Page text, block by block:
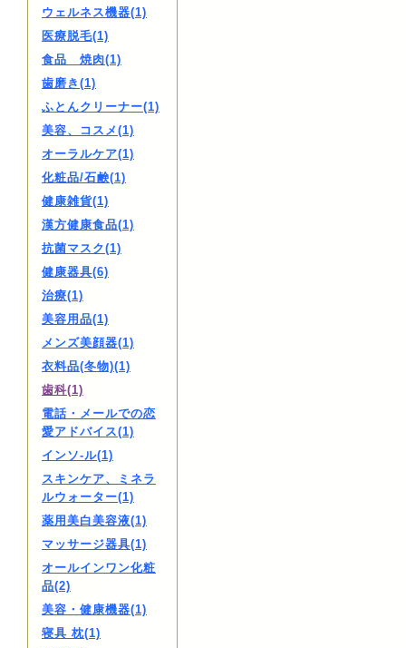
ウェルネス機器(1)
医療脱毛(1)
食品 焼肉(1)
歯磨き(1)
ふとんクリーナー(1)
美容、コスメ(1)
オーラルケア(1)
化粧品/石鹸(1)
健康雑貨(1)
漢方健康食品(1)
抗菌マスク(1)
健康器具(6)
治療(1)
美容用品(1)
メンズ美顔器(1)
衣料品(冬物)(1)
歯科(1)
電話・メールでの恋
愛アドバイス(1)
インソ-ル(1)
スキンケア、ミネラ
ルウォーター(1)
薬用美白美容液(1)
マッサージ器具(1)
オールインワン化粧
品(2)
美容・健康機器(1)
寝具 枕(1)